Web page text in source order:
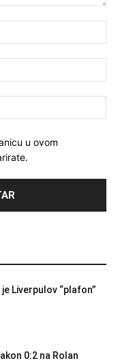
u ovom
Liverpulov “plafon”
0:2 na Rolan